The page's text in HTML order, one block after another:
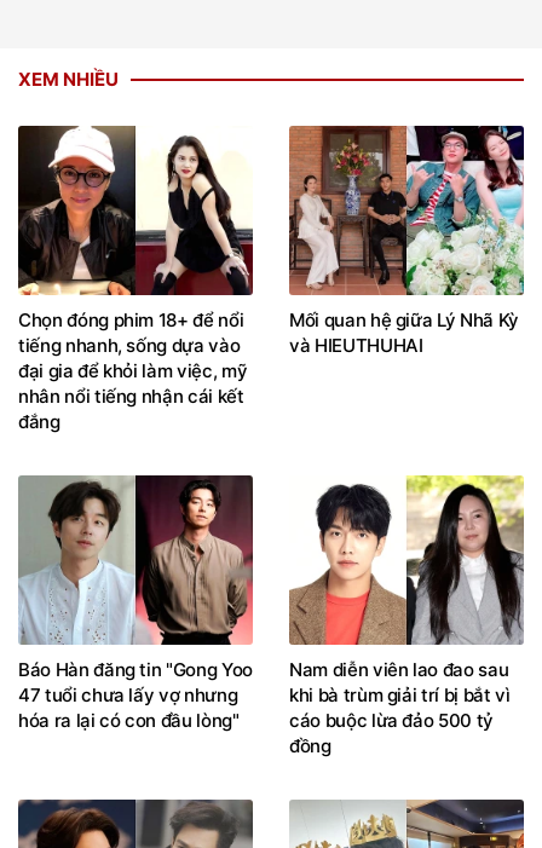
XEM NHIỀU
Chọn đóng phim 18+ để nổi
tiếng nhanh, sống dựa vào
đại gia để khỏi làm việc, mỹ
nhân nổi tiếng nhận cái kết
đắng
Mối quan hệ giữa Lý Nhã Kỳ
và HIEUTHUHAI
Báo Hàn đăng tin "Gong Yoo
47 tuổi chưa lấy vợ nhưng
hóa ra lại có con đầu lòng"
Nam diễn viên lao đao sau
khi bà trùm giải trí bị bắt vì
cáo buộc lừa đảo 500 tỷ
đồng